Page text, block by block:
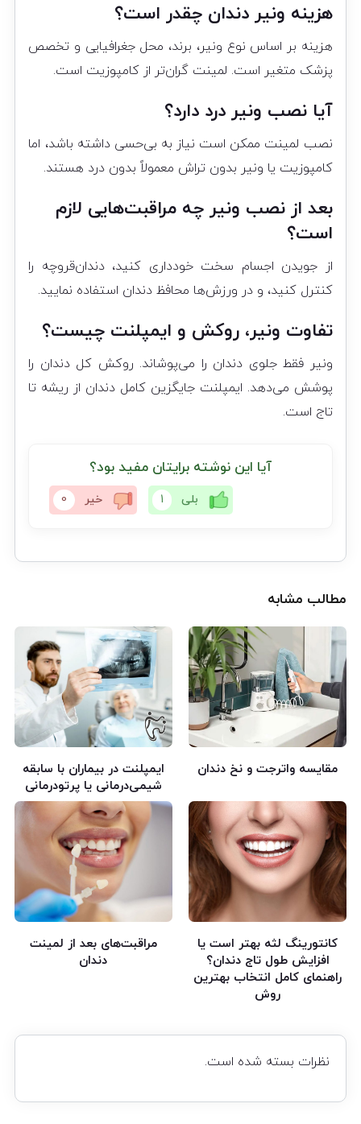
هزینه ونیر دندان چقدر است؟
هزینه بر اساس نوع ونیر، برند، محل جغرافیایی و تخصص
پزشک متغیر است. لمینت گران‌تر از کامپوزیت است.
آیا نصب ونیر درد دارد؟
نصب لمینت ممکن است نیاز به بی‌حسی داشته باشد، اما
کامپوزیت یا ونیر بدون تراش معمولاً بدون درد هستند.
بعد از نصب ونیر چه مراقبت‌هایی لازم
است؟
از جویدن اجسام سخت خودداری کنید، دندان‌قروچه را
کنترل کنید، و در ورزش‌ها محافظ دندان استفاده نمایید.
تفاوت ونیر، روکش و ایمپلنت چیست؟
ونیر فقط جلوی دندان را می‌پوشاند. روکش کل دندان را
پوشش می‌دهد. ایمپلنت جایگزین کامل دندان از ریشه تا
تاج است.
آیا این نوشته برایتان مفید بود؟
بلی 1 خیر 0
مطالب مشابه
مقایسه واترجت و نخ دندان
ایمپلنت در بیماران با سابقه
شیمی‌درمانی یا پرتودرمانی
کانتورینگ لثه بهتر است یا
افزایش طول تاج دندان؟
راهنمای کامل انتخاب بهترین
روش
مراقبت‌های بعد از لمینت
دندان
نظرات بسته شده است.